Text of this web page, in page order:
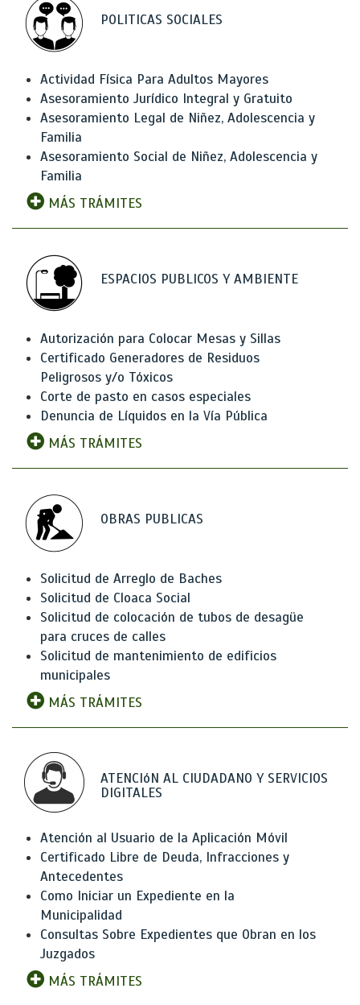
POLITICAS SOCIALES
Actividad Física Para Adultos Mayores
Asesoramiento Jurídico Integral y Gratuito
Asesoramiento Legal de Niñez, Adolescencia y
Familia
Asesoramiento Social de Niñez, Adolescencia y
Familia
MÁS TRÁMITES
ESPACIOS PUBLICOS Y AMBIENTE
Autorización para Colocar Mesas y Sillas
Certificado Generadores de Residuos
Peligrosos y/o Tóxicos
Corte de pasto en casos especiales
Denuncia de Líquidos en la Vía Pública
MÁS TRÁMITES
OBRAS PUBLICAS
Solicitud de Arreglo de Baches
Solicitud de Cloaca Social
Solicitud de colocación de tubos de desagüe
para cruces de calles
Solicitud de mantenimiento de edificios
municipales
MÁS TRÁMITES
ATENCIóN AL CIUDADANO Y SERVICIOS
DIGITALES
Atención al Usuario de la Aplicación Móvil
Certificado Libre de Deuda, Infracciones y
Antecedentes
Como Iniciar un Expediente en la
Municipalidad
Consultas Sobre Expedientes que Obran en los
Juzgados
MÁS TRÁMITES